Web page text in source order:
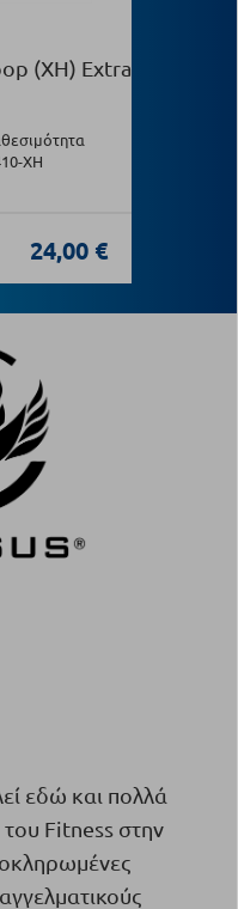
(XH) Extra
XH
24,00 €
εδώ και πολλά
Fitness στην